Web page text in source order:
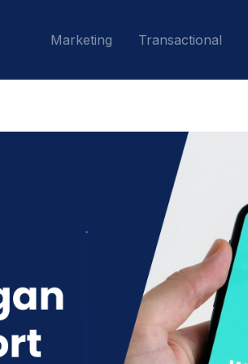
Marketing Transactional